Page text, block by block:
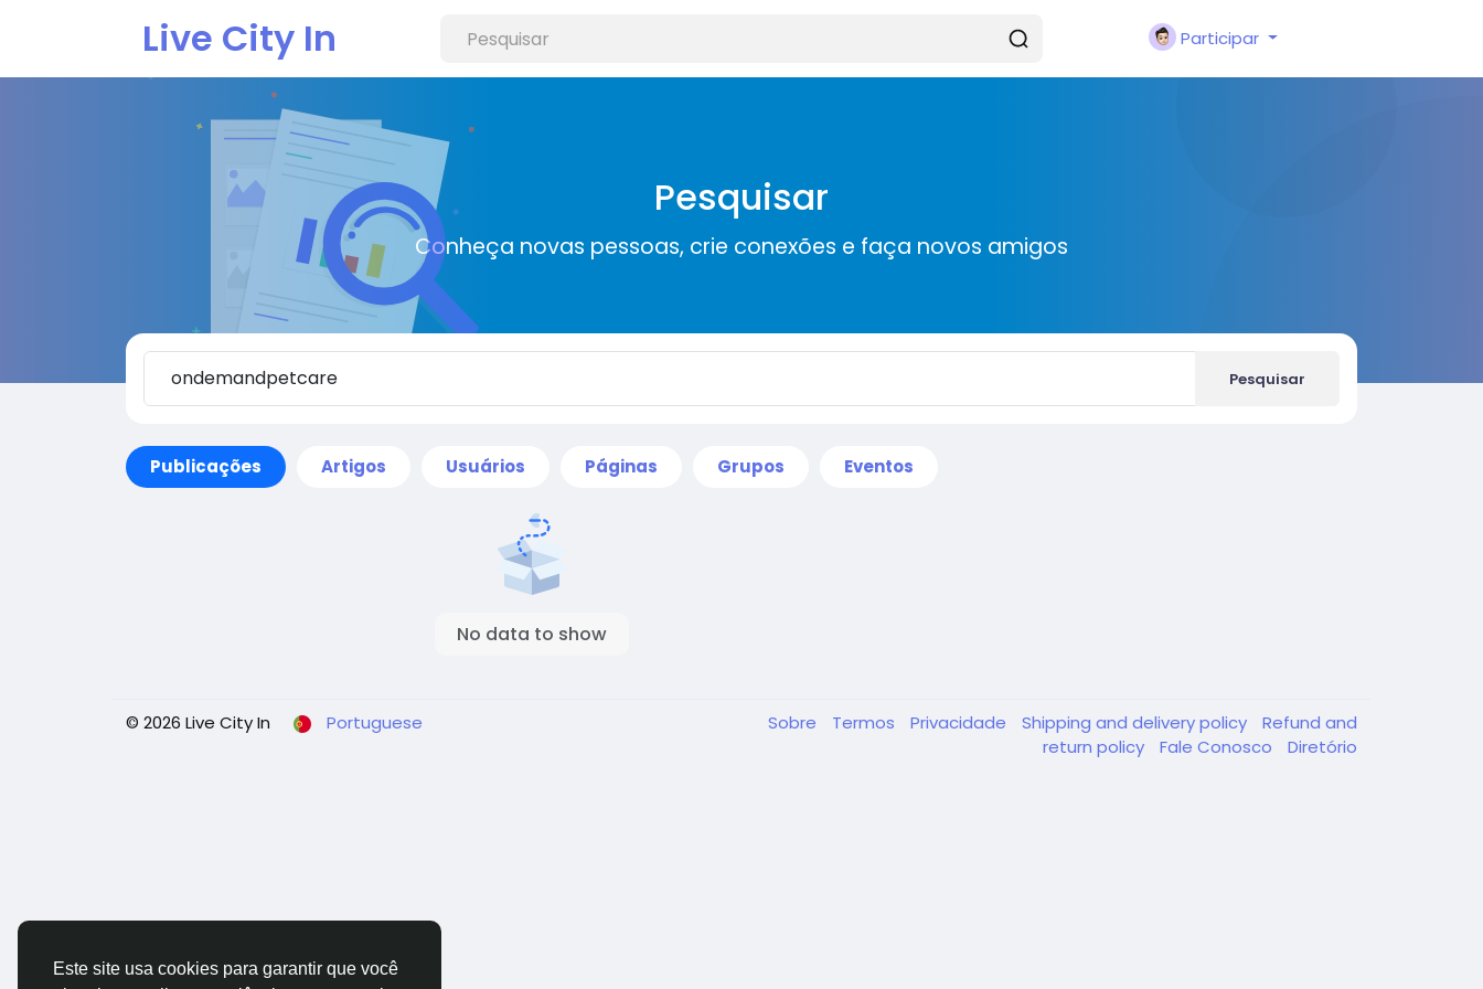
Este site usa cookies para garantir que você
Live City In Participar
Pesquisar
Conheça novas pessoas, crie conexões e faça novos amigos
Pesquisar
Publicações Artigos Usuários Páginas Grupos Eventos
No data to show
© 2026 Live City In Portuguese Sobre Termos Privacidade Shipping and delivery policy
Refund and
return policy
Fale Conosco Diretório